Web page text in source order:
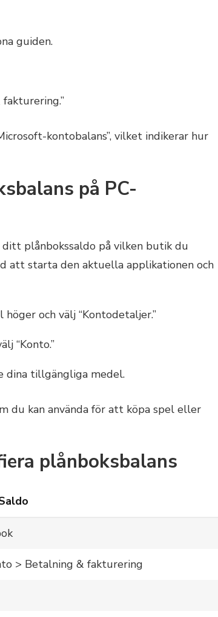
guiden.
kontobalans”, vilket indikerar hur
på PC-
plånbokssaldo på vilken butik du
att starta den aktuella applikationen och
och välj “Kontodetaljer.”
“Konto.”
dina tillgängliga medel.
du kan använda för att köpa spel eller
plånboksbalans
> Betalning & fakturering